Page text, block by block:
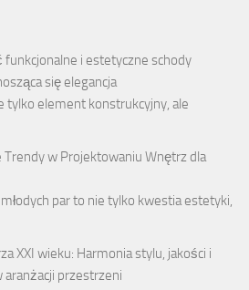
funkcjonalne i estetyczne schody
się elegancja
tylko element konstrukcyjny, ale
Trendy w Projektowaniu Wnętrz dla
par to nie tylko kwestia estetyki,
XXI wieku: Harmonia stylu, jakości i
aranżacji przestrzeni